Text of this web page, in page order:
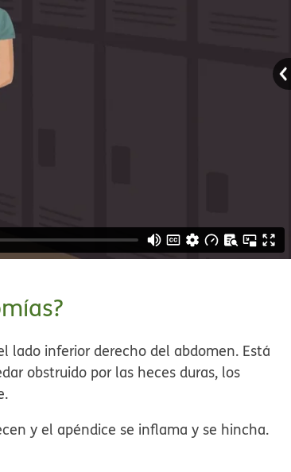
lado inferior derecho del abdomen. Está
obstruido por las heces duras, los
y el apéndice se inflama y se hincha.